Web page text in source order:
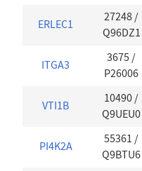
ERLEC1
27248 /
Q96DZ1
ITGA3
3675 /
P26006
VTI1B
10490 /
Q9UEU0
PI4K2A
55361 /
Q9BTU6